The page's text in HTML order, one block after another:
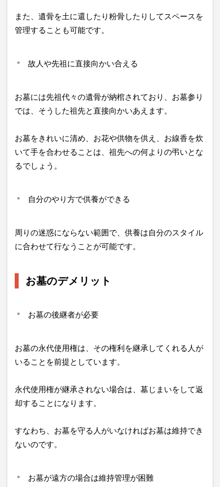
また、遺骨を土に還したり粉骨したりしてスペースを
管理することも可能です。
故人や先祖に直接向かい合える
お墓には先祖代々の遺骨が納棺されており、お墓参り
では、そうした祖先と直接向かいあえます。
お墓をきれいに清め、お花や供物を供え、お線香を炊
いて手を合わせることは、祖先への何よりの弔いとな
るでしょう。
自分のやり方で供養ができる
周りの迷惑にならない範囲で、供養は自分のスタイル
に合わせて行なうことが可能です。
お墓のデメリット
お墓の後継者が必要
お墓の永代使用権は、その権利を継承してくれる人が
いることを前提としています。
永代使用権が継承されない場合は、墓じまいをして返
却することになります。
すなわち、お墓を守る人がいなければお墓は維持でき
ないのです。
お墓が遠方の場合は維持管理が困難